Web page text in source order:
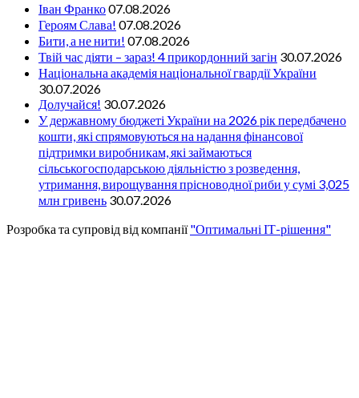
Іван Франко07.08.2026
Героям Слава! 07.08.2026
Бити, а не нити! 07.08.2026
Твій час діяти – зараз! 4 прикордонний загін 30.07.2026
Національна академія національної гвардії України
30.07.2026
Долучайся! 30.07.2026
У державному бюджеті України на 2026 рік передбачено
кошти, які спрямовуються на надання фінансової
підтримки виробникам, які займаються
сільськогосподарською діяльністю з розведення,
утримання, вирощування прісноводної риби у сумі 3,025
млн гривень 30.07.2026
Розробка та супровід від компанії"Оптимальні ІТ-рішення"